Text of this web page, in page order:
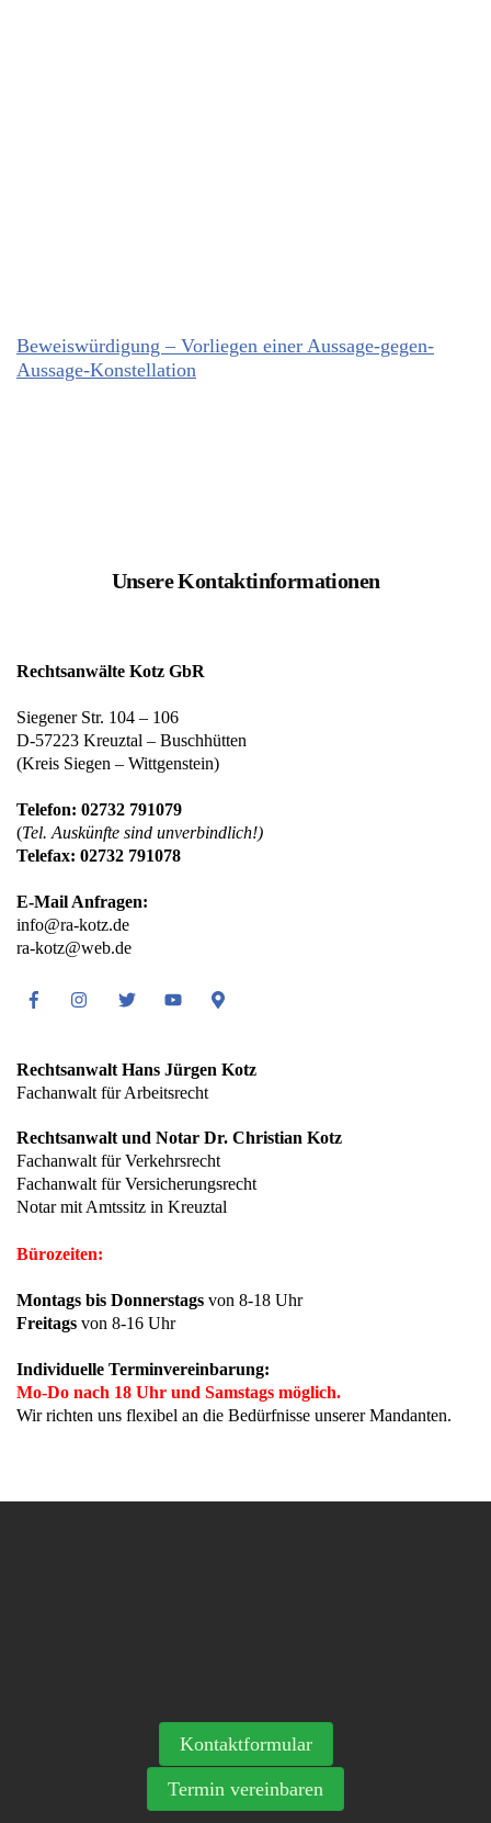
Beweiswürdigung – Vorliegen einer Aussage-gegen-
Aussage-Konstellation
Unsere Kontaktinformationen
Rechtsanwälte Kotz GbR
Siegener Str. 104 – 106
D-57223 Kreuztal – Buschhütten
(Kreis Siegen – Wittgenstein)
Telefon: 02732 791079
(Tel. Auskünfte sind unverbindlich!)
Telefax: 02732 791078
E-Mail Anfragen:
info@ra-kotz.de
ra-kotz@web.de
FacebookInstagramTwitter YoutubeGoogle
Rechtsanwalt Hans Jürgen Kotz
Fachanwalt für Arbeitsrecht
Rechtsanwalt und Notar Dr. Christian Kotz
Fachanwalt für Verkehrsrecht
Fachanwalt für Versicherungsrecht
Notar mit Amtssitz in Kreuztal
Bürozeiten:
Montags bis Donnerstags von 8-18 Uhr
Freitags von 8-16 Uhr
Individuelle Terminvereinbarung:
Mo-Do nach 18 Uhr und Samstags möglich.
Wir richten uns flexibel an die Bedürfnisse unserer Mandanten.
Kontaktformular
Termin vereinbaren